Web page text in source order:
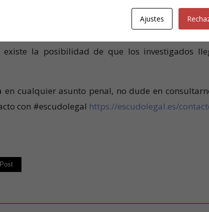
imprudencia grave (homicidio imprudente)
constituye un delito contra la salud pública y si
de encubrimiento. El juicio clarificará la
existe la posibilidad de que los investigados
en cualquier asunto penal, no dude en
con #escudolegal https://escudolegal.es/
Post
Ajustes